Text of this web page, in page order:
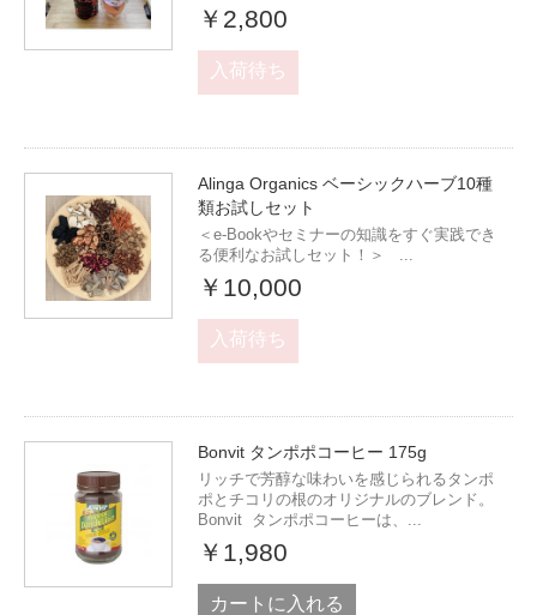
￥2,800
入荷待ち
Alinga Organics ベーシックハーブ10種
類お試しセット
＜e-Bookやセミナーの知識をすぐ実践でき
る便利なお試しセット！＞ ...
￥10,000
入荷待ち
Bonvit タンポポコーヒー 175g
リッチで芳醇な味わいを感じられるタンポ
ポとチコリの根のオリジナルのブレンド。
Bonvit タンポポコーヒーは、...
￥1,980
カートに入れる